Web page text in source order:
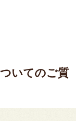
いてのご質